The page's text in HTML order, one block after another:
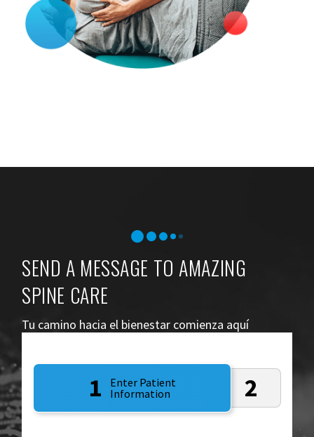
SEND A MESSAGE TO AMAZING
SPINE CARE
Tu camino hacia el bienestar comienza aquí
1
Enter Patient
Information
2